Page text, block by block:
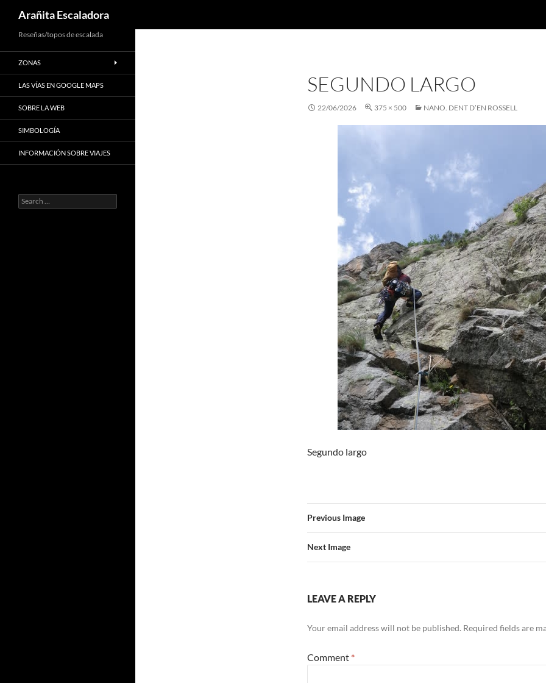
to
content
Arañita Escaladora
SEGUNDO LARGO
22/06/2026 375 × 500 NANO. DENT D’EN ROSSELL
Segundo largo
Previous Image
Next Image
LEAVE A REPLY
Your email address will not be published. Required fields are
Comment *
Reseñas/topos de escalada
ZONAS
LAS VÍAS EN GOOGLE MAPS
SOBRE LA WEB
SIMBOLOGÍA
INFORMACIÓN SOBRE VIAJES
Search
for: